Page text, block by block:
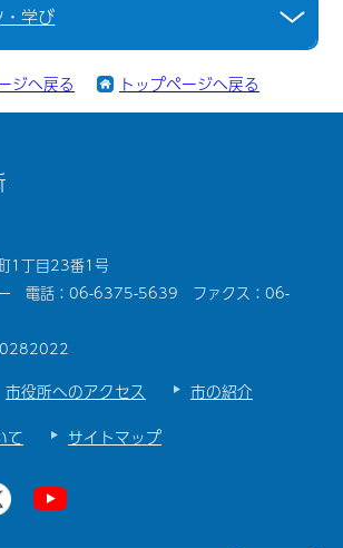
学び
ジへ戻る トップページへ戻る
1丁目23番1号
ー 電話：06-6375-5639 ファクス：06-
市役所へのアクセス
市の紹介
て
サイトマップ